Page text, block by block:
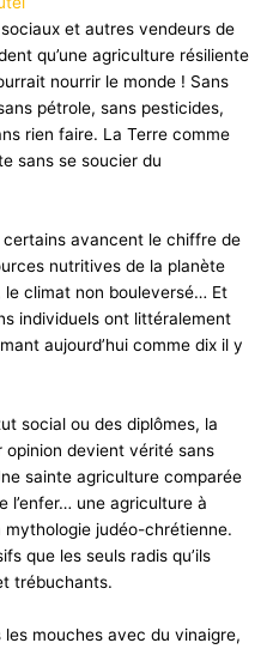
et autres vendeurs de
qu’une agriculture résiliente
nourrir le monde ! Sans
pétrole, sans pesticides,
rien faire. La Terre comme
sans se soucier du
certains avancent le chiffre de
nutritives de la planète
climat non bouleversé… Et
individuels ont littéralement
aujourd’hui comme dix il y
social ou des diplômes, la
opinion devient vérité sans
sainte agriculture comparée
l’enfer… une agriculture à
mythologie judéo-chrétienne.
que les seuls radis qu’ils
trébuchants.
les mouches avec du vinaigre,